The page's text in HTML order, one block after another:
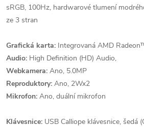
sRGB, 100Hz, hardwarové tlumení
ze 3 stran
Grafická karta: Integrovaná AMD
Audio: High Definition (HD) Audio,
Webkamera: Ano, 5.0MP
Reproduktory: Ano, 2Wx2
Mikrofon: Ano, duální mikrofon
Klávesnice: USB Calliope klávesnice, šedá